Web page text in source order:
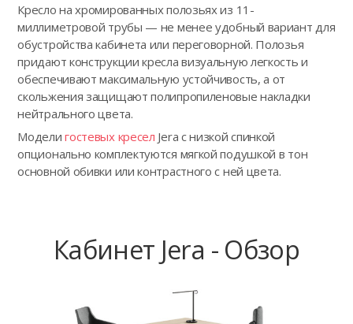
Кресло на хромированных полозьях из 11-
миллиметровой трубы — не менее удобный вариант для
обустройства кабинета или переговорной. Полозья
придают конструкции кресла визуальную легкость и
обеспечивают максимальную устойчивость, а от
скольжения защищают полипропиленовые накладки
нейтрального цвета.
Моделигостевых кресел Jera с низкой спинкой
опционально комплектуются мягкой подушкой в тон
основной обивки или контрастного с ней цвета.
Кабинет Jera - Обзор